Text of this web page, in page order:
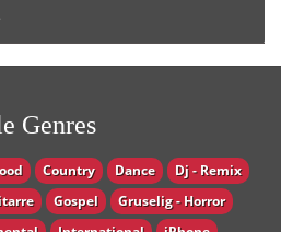
Genres
Country Dance
Dj - Remix
Gospel
Gruselig - Horror